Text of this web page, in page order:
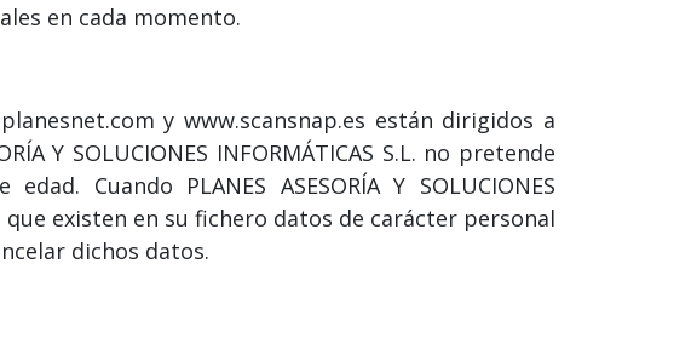
en cada momento.
y www.scansnap.es están dirigidos a
Y SOLUCIONES INFORMÁTICAS S.L. no pretende
Cuando PLANES ASESORÍA Y SOLUCIONES
que existen en su fichero datos de carácter personal
dichos datos.